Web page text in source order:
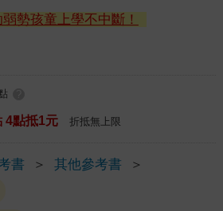
勢孩童上學不中斷！
4點抵1元 折抵無上限
書 ＞ 其他參考書
＞